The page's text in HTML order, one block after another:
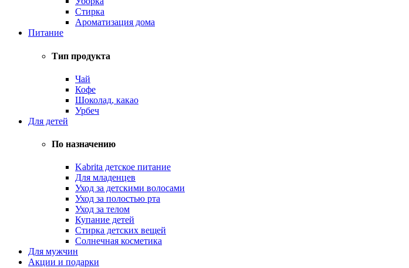
Стирка
Ароматизация дома
Питание
Тип продукта
Чай
Кофе
Шоколад, какао
Урбеч
Для детей
По назначению
Kabrita детское питание
Для младенцев
Уход за детскими волосами
Уход за полостью рта
Уход за телом
Купание детей
Стирка детских вещей
Солнечная косметика
Для мужчин
Акции и подарки